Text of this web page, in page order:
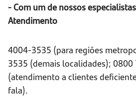
- Com um de nossos
Atendimento
4004-3535 (para regiões
3535 (demais localidades); 0800
(atendimento a clientes
fala).